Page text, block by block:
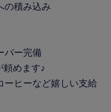
の積み込み
バー完備
頼めます♪
ーヒーなど嬉しい支給